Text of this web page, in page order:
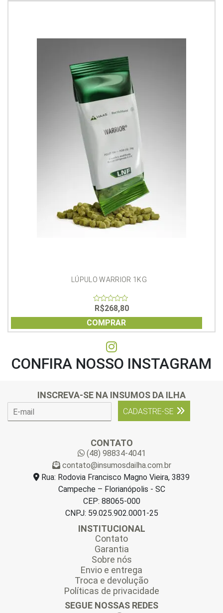
LÚPULO WARRIOR 1KG
0
out
of
5
R$268,80
COMPRAR
CONFIRA NOSSO INSTAGRAM
INSCREVA-SE NA INSUMOS DA ILHA
CADASTRE-SE
CONTATO
(48) 98834-4041
contato@insumosdailha.com.br
Rua: Rodovia Francisco Magno Vieira, 3839
Campeche – Florianópolis - SC
CEP: 88065-000
CNPJ: 59.025.902.0001-25
INSTITUCIONAL
Contato
Garantia
Sobre nós
Envio e entrega
Troca e devolução
Políticas de privacidade
SEGUE NOSSAS REDES